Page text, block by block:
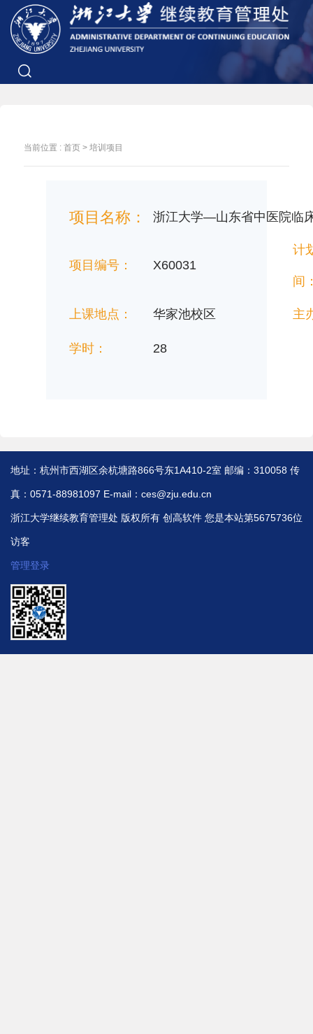
当前位置 : 首页 > 培训项目
项目名称： 浙江大学—山东省中医院临
项目编号： X60031
计
间
上课地点： 华家池校区 主
学时： 28
地址：杭州市西湖区余杭塘路866号东1A410-2室 邮编：310058 传
真：0571-88981097 E-mail：ces@zju.edu.cn
浙江大学继续教育管理处 版权所有 创高软件 您是本站第5675736位
访客
管理登录